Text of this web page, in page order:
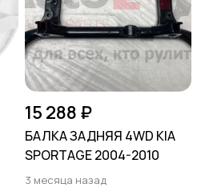
15 288 ₽
БАЛКА ЗАДНЯЯ 4WD KIA
SPORTAGE 2004-2010
3 месяца назад